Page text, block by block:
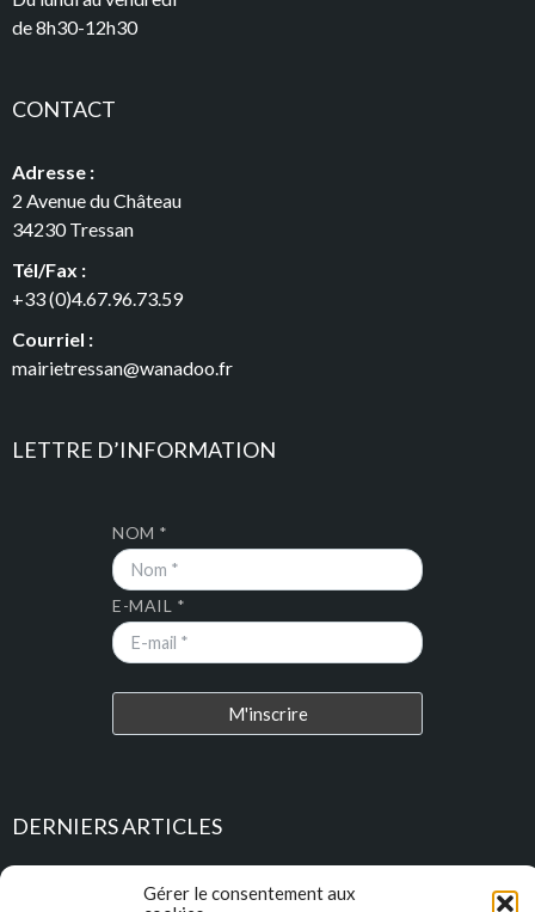
Gérer le consentement aux
de 8h30-12h30
CONTACT
Adresse :
2 Avenue du Château
34230 Tressan
Tél/Fax :
+33 (0)4.67.96.73.59
Courriel :
mairietressan@wanadoo.fr
LETTRE D’INFORMATION
NOM *
E-MAIL *
DERNIERS ARTICLES
Place au Terroir – TRESSAN